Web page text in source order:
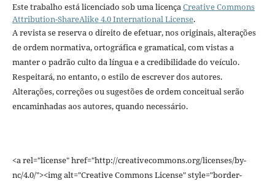
Este trabalho está licenciado sob uma licença Creative Commons
Attribution-ShareAlike 4.0 International License.
A revista se reserva o direito de efetuar, nos originais, alterações
de ordem normativa, ortográfica e gramatical, com vistas a
manter o padrão culto da língua e a credibilidade do veículo.
Respeitará, no entanto, o estilo de escrever dos autores.
Alterações, correções ou sugestões de ordem conceitual serão
encaminhadas aos autores, quando necessário.
<a rel="license" href="http://creativecommons.org/licenses/by-
nc/4.0/"><img alt="Creative Commons License" style="border-